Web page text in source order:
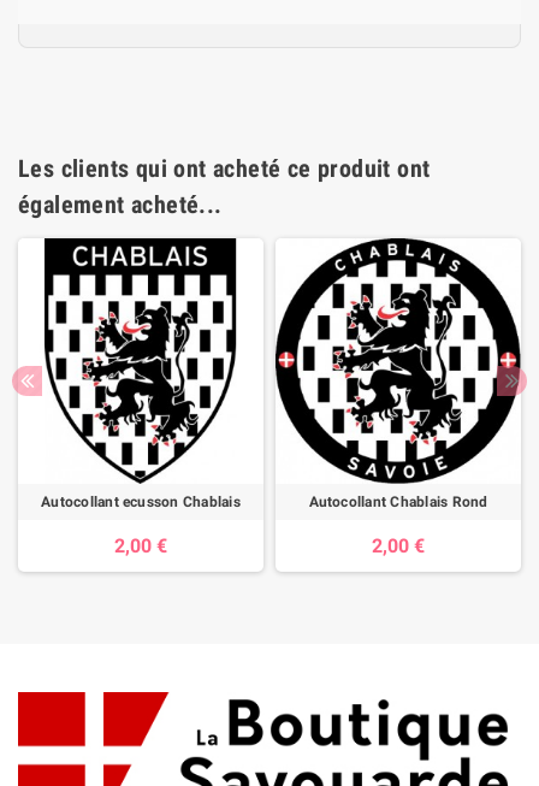
Les clients qui ont acheté ce produit ont
également acheté...
Autocollant ecusson Chablais
2,00 €
Autocollant Chablais Rond
2,00 €